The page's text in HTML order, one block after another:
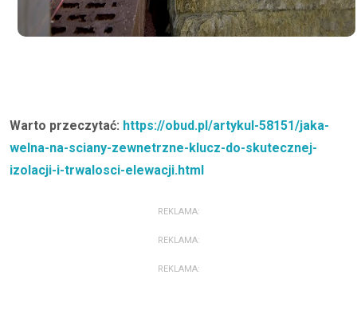
Warto przeczytać: https://obud.pl/artykul-58151/jaka-
welna-na-sciany-zewnetrzne-klucz-do-skutecznej-
izolacji-i-trwalosci-elewacji.html
REKLAMA:
REKLAMA:
REKLAMA: